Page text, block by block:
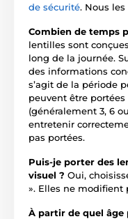
de sécurité. Nous
Combien de temps
lentilles sont
long de la journée.
des informations
s’agit de la période
peuvent être
(généralement 3, 6
entretenir
pas portées.
Puis-je porter des
visuel ? Oui,
». Elles ne modifient
À partir de quel âge